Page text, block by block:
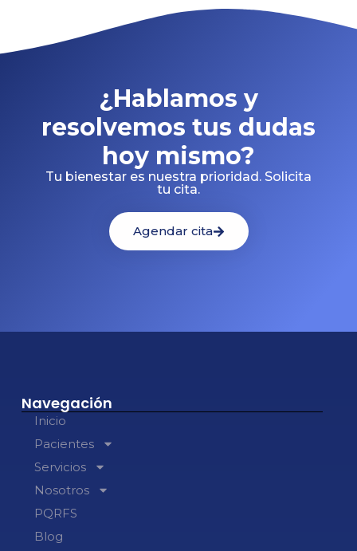
¿Hablamos y
resolvemos tus dudas
hoy mismo?
Tu bienestar es nuestra prioridad. Solicita
tu cita.
Agendar cita
Navegación
Inicio
Pacientes
Servicios
Nosotros
PQRFS
Blog